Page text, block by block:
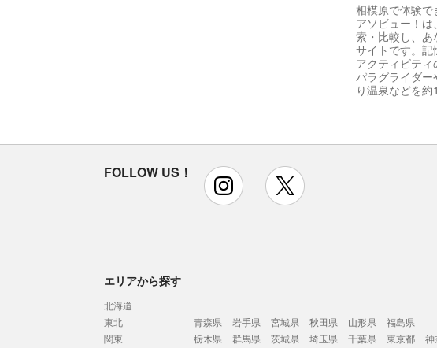
相模原で体験で
アソビュー！
索・比較し、
サイトです。記
アクティビティ
パラグライダ
り温泉などを
FOLLOW US！ instagram
エリアから探す
北海道
東北
青森県 岩手県 宮城県 秋田県 山形県
福島県
関東
栃木県 群馬県 茨城県 埼玉県 千葉県 東京都
神